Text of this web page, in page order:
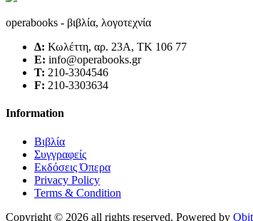
operabooks - βιβλία, λογοτεχνία
Δ: Κωλέττη, αρ. 23Α, ΤΚ 106 77
E: info@operabooks.gr
Τ: 210-3304546
F: 210-3303634
Information
Βιβλία
Συγγραφείς
Εκδόσεις Όπερα
Privacy Policy
Terms & Condition
Copyright © 2026 all rights reserved. Powered by Qbit